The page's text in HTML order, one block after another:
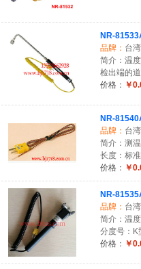
NR-
品牌： 台
简介：温
检出端的
价格： ￥
NR-
品牌： 台
简介：测
长度：标
价格： ￥
NR-
品牌： 台
简介：温
分度号：K
价格： ￥